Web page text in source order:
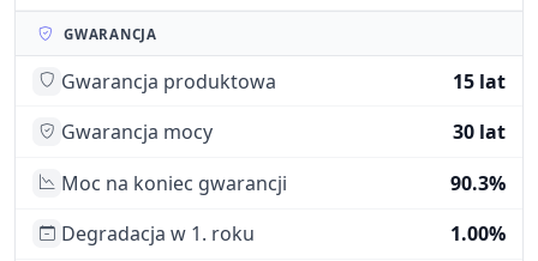
GWARANCJA
Gwarancja produktowa
15 lat
Gwarancja mocy
30 lat
Moc na koniec gwarancji
90.3%
Degradacja w 1. roku
1.00%